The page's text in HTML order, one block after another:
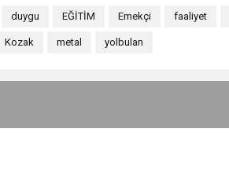
duygu EĞİTİM Emekçi faaliyet
Kozak metal yolbulan